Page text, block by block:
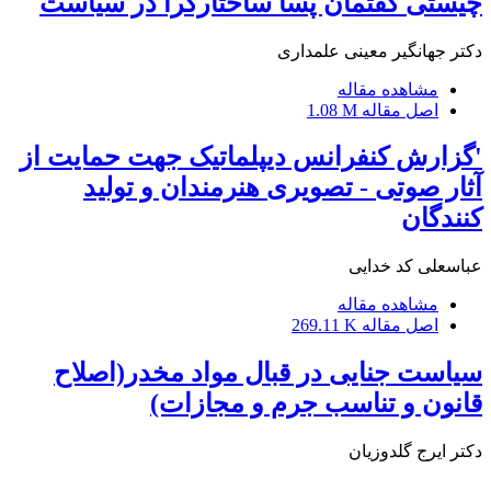
دکتر جهانگیر معینی علمداری
مشاهده مقاله
اصل مقاله 1.08 M
'گزارش کنفرانس دیپلماتیک جهت حمایت از
آثار صوتی - تصویری هنرمندان و تولید
کنندگان
عباسعلی کد خدایی
مشاهده مقاله
اصل مقاله 269.11 K
سیاست جنایی در قبال مواد مخدر(اصلاح
قانون و تناسب جرم و مجازات)
دکتر ایرج گلدوزیان